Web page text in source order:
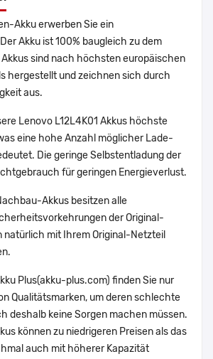
Akku erwerben Sie ein
Akku ist 100% baugleich zu dem
Akkus sind nach höchsten europäischen
hergestellt und zeichnen sich durch
aus.
Lenovo L12L4K01 Akkus höchste
eine hohe Anzahl möglicher Lade-
Die geringe Selbstentladung der
für geringen Energieverlust.
Akkus besitzen alle
der Original-
natürlich mit Ihrem Original-Netzteil
Plus(akku-plus.com) finden Sie nur
Qualitätsmarken, um deren schlechte
deshalb keine Sorgen machen müssen.
können zu niedrigeren Preisen als das
auch mit höherer Kapazität